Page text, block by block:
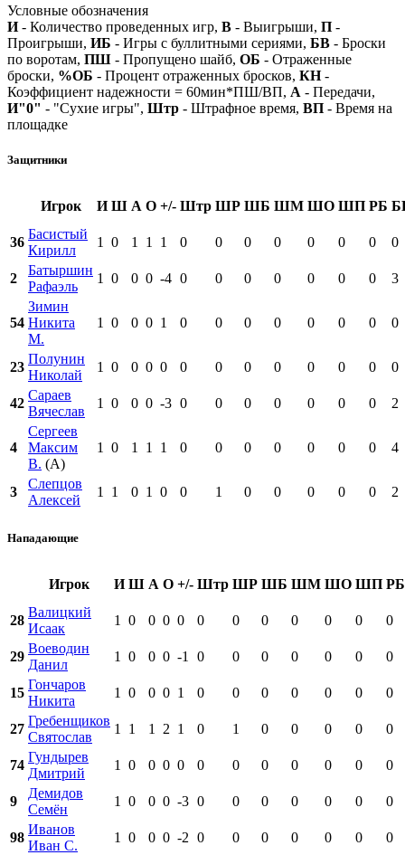
Условные обозначения
И- Количество проведенных игр, В - Выигрыши, П -
Проигрыши, ИБ - Игры с буллитными сериями, БВ - Броски
по воротам, ПШ - Пропущено шайб, ОБ - Отраженные
броски, %ОБ - Процент отраженных бросков, КН-
Коэффициент надежности = 60мин*ПШ/ВП, А - Передачи,
И"0" - "Сухие игры", Штр - Штрафное время, ВП - Время на
площадке
Защитники
Игрок И Ш А О +/- Штр ШР ШБ ШМ ШО ШП РБ
36
Басистый
Кирилл
1 0 1 1 1 0 0 0 0 0 0 0 0
2
Батыршин
Рафаэль
1 0 0 0 -4 0 0 0 0 0 0 0 3
54
Зимин
Никита
М.
1 0 0 0 1 0 0 0 0 0 0 0 0
23
Полунин
Николай
1 0 0 0 0 0 0 0 0 0 0 0 0
42
Сараев
Вячеслав
1 0 0 0 -3 0 0 0 0 0 0 0 2
4
Сергеев
Максим
В. (А)
1 0 1 1 1 0 0 0 0 0 0 0 4
3
Слепцов
Алексей
1 1 0 1 0 0 1 0 0 0 0 0 2
Нападающие
Игрок И Ш А О +/- Штр ШР ШБ ШМ ШО ШП РБ
28
Валицкий
Исаак
1 0 0 0 0 0 0 0 0 0 0 0
29
Воеводин
Данил
1 0 0 0 -1 0 0 0 0 0 0 0
15
Гончаров
Никита
1 0 0 0 1 0 0 0 0 0 0 0
27
Гребенщиков
Святослав
1 1 1 2 1 0 1 0 0 0 0 0
74
Гундырев
Дмитрий
1 0 0 0 0 0 0 0 0 0 0 0
9
Демидов
Семён
1 0 0 0 -3 0 0 0 0 0 0 0
98
Иванов
Иван С.
1 0 0 0 -2 0 0 0 0 0 0 0